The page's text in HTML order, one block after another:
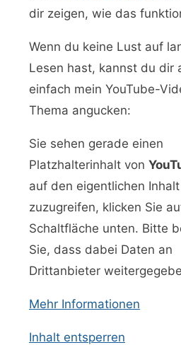
dir zeigen, wie das
Wenn du keine Lust auf
Lesen hast, kannst du dir
einfach mein YouTube-
Thema angucken:
Sie sehen gerade einen
Platzhalterinhalt von
auf den eigentlichen Inhalt
zuzugreifen, klicken Sie
Schaltfläche unten. Bitte
Sie, dass dabei Daten an
Drittanbieter
Mehr Informationen
Inhalt entsperren